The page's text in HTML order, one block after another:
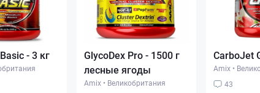
- 3 кг
GlycoDex Pro - 1500 г
лесные ягоды
Amix • Великобритания
CarboJet
Amix •
43